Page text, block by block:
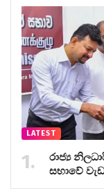
LATEST
රාජ්‍ය
සභාවේ